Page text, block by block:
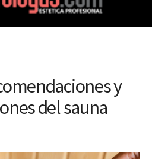
y
del sauna